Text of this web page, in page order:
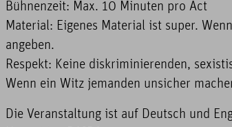
Bühnenzeit: Max. 10 Minuten pro Act
Material: Eigenes Material ist super.
angeben.
Respekt: Keine diskriminierenden,
Wenn ein Witz jemanden unsicher
Die Veranstaltung ist auf Deutsch und